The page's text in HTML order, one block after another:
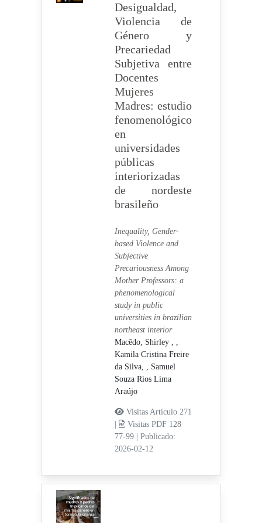
Desigualdad,
Violencia de
Género y
Precariedad
Subjetiva entre
Docentes
Mujeres
Madres: estudio
fenomenológico
en
universidades
públicas
interiorizadas
de nordeste
brasileño
Inequality, Gender-
based Violence and
Subjective
Precariousness Among
Mother Professors: a
phenomenological
study in public
universities in brazilian
northeast interior
Macêdo, Shirley , ,
Kamila Cristina Freire
da Silva, , Samuel
Souza Rios Lima
Araújo
Visitas Artículo 271
Visitas PDF 128
77-99
Publicado:
2026-02-12